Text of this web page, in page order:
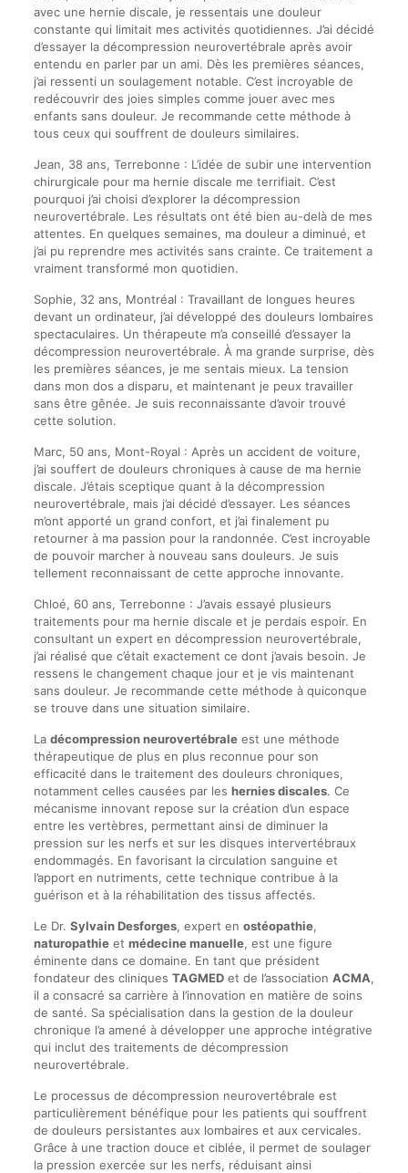
avec une hernie discale, je ressentais une douleur
constante qui limitait mes activités quotidiennes. J’ai décidé
d’essayer la décompression neurovertébrale après avoir
entendu en parler par un ami. Dès les premières séances,
j’ai ressenti un soulagement notable. C’est incroyable de
redécouvrir des joies simples comme jouer avec mes
enfants sans douleur. Je recommande cette méthode à
tous ceux qui souffrent de douleurs similaires.
Jean, 38 ans, Terrebonne : L’idée de subir une intervention
chirurgicale pour ma hernie discale me terrifiait. C’est
pourquoi j’ai choisi d’explorer la décompression
neurovertébrale. Les résultats ont été bien au-delà de mes
attentes. En quelques semaines, ma douleur a diminué, et
j’ai pu reprendre mes activités sans crainte. Ce traitement a
vraiment transformé mon quotidien.
Sophie, 32 ans, Montréal : Travaillant de longues heures
devant un ordinateur, j’ai développé des douleurs lombaires
spectaculaires. Un thérapeute m’a conseillé d’essayer la
décompression neurovertébrale. À ma grande surprise, dès
les premières séances, je me sentais mieux. La tension
dans mon dos a disparu, et maintenant je peux travailler
sans être gênée. Je suis reconnaissante d’avoir trouvé
cette solution.
Marc, 50 ans, Mont-Royal : Après un accident de voiture,
j’ai souffert de douleurs chroniques à cause de ma hernie
discale. J’étais sceptique quant à la décompression
neurovertébrale, mais j’ai décidé d’essayer. Les séances
m’ont apporté un grand confort, et j’ai finalement pu
retourner à ma passion pour la randonnée. C’est incroyable
de pouvoir marcher à nouveau sans douleurs. Je suis
tellement reconnaissant de cette approche innovante.
Chloé, 60 ans, Terrebonne : J’avais essayé plusieurs
traitements pour ma hernie discale et je perdais espoir. En
consultant un expert en décompression neurovertébrale,
j’ai réalisé que c’était exactement ce dont j’avais besoin. Je
ressens le changement chaque jour et je vis maintenant
sans douleur. Je recommande cette méthode à quiconque
se trouve dans une situation similaire.
La décompression neurovertébraleest une méthode
thérapeutique de plus en plus reconnue pour son
efficacité dans le traitement des douleurs chroniques,
notamment celles causées par les hernies discales. Ce
mécanisme innovant repose sur la création d’un espace
entre les vertèbres, permettant ainsi de diminuer la
pression sur les nerfs et sur les disques intervertébraux
endommagés. En favorisant la circulation sanguine et
l’apport en nutriments, cette technique contribue à la
guérison et à la réhabilitation des tissus affectés.
Le Dr. Sylvain Desforges, expert en ostéopathie,
naturopathieet médecine manuelle, est une figure
éminente dans ce domaine. En tant que président
fondateur des cliniques TAGMEDet de l’association ACMA,
il a consacré sa carrière à l’innovation en matière de soins
de santé. Sa spécialisation dans la gestion de la douleur
chronique l’a amené à développer une approche intégrative
qui inclut des traitements de décompression
neurovertébrale.
Le processus de décompression neurovertébrale est
particulièrement bénéfique pour les patients qui souffrent
de douleurs persistantes aux lombaires et aux cervicales.
Grâce à une traction douce et ciblée, il permet de soulager
la pression exercée sur les nerfs, réduisant ainsi